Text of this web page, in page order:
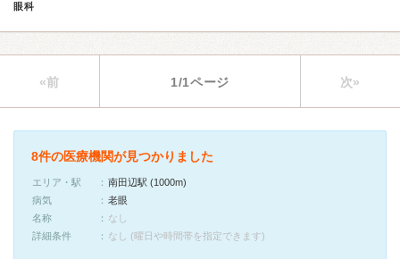
眼科
«前 1/1ページ 次»
8件の医療機関が見つかりました
エリア・駅
南田辺駅 (1000m)
病気
老眼
名称
なし
詳細条件
なし (曜日や時間帯を指定できます)